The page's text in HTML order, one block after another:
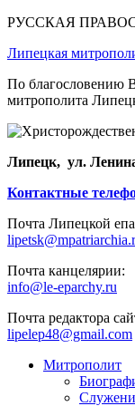
РУССКАЯ
Липецкая
По благословению
митрополита
Липецк, ул.
Контактные
Почта Липецкой
Почта канцелярии:
info@le-eparchy.ru
Почта редактора
lipelep48@gmail.com
Митрополит